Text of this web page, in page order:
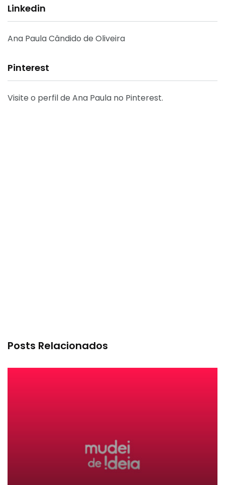
Linkedin
Ana Paula Cândido de Oliveira
Pinterest
Visite o perfil de Ana Paula no Pinterest.
Posts Relacionados